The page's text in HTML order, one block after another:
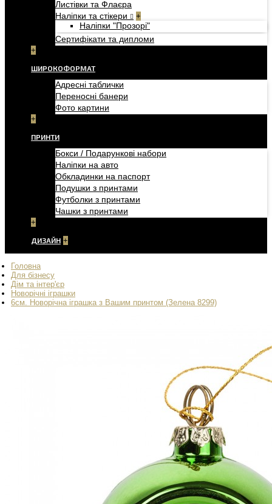
Листівки та Флаєра
Наліпки та стікери
+
Наліпки "Прозорі"
Сертифікати та дипломи
+
ШИРОКОФОРМАТ
Адресні таблички
Переносні банери
Фото картини
+
ПРИНТИ
Бокси / Подарункові набори
Наліпки на авто
Обкладинки на паспорт
Подушки з принтами
Футболки з принтами
Чашки з принтами
+
ДИЗАЙН +
Головна
Для бізнесу
Дім та інтер'єр
Новорічні іграшки
6см. Новорічна іграшка з Вашим принтом (Зелена 8299)